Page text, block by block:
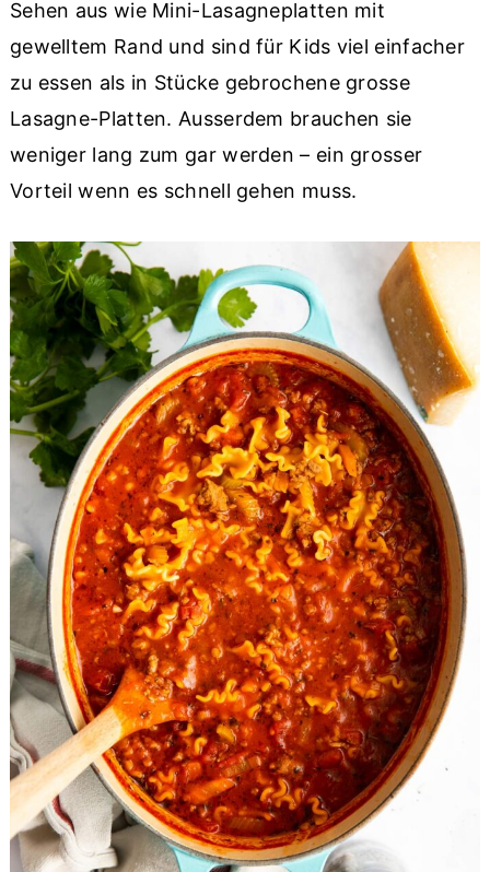
Sehen aus wie Mini-Lasagneplatten mit
gewelltem Rand und sind für Kids viel einfacher
zu essen als in Stücke gebrochene grosse
Lasagne-Platten. Ausserdem brauchen sie
weniger lang zum gar werden – ein grosser
Vorteil wenn es schnell gehen muss.